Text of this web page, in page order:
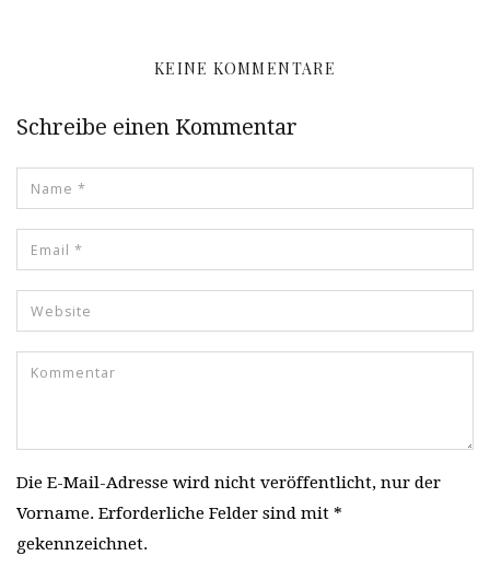
KEINE KOMMENTARE
Schreibe einen Kommentar
Die E-Mail-Adresse wird nicht veröffentlicht, nur der
Vorname. Erforderliche Felder sind mit *
gekennzeichnet.